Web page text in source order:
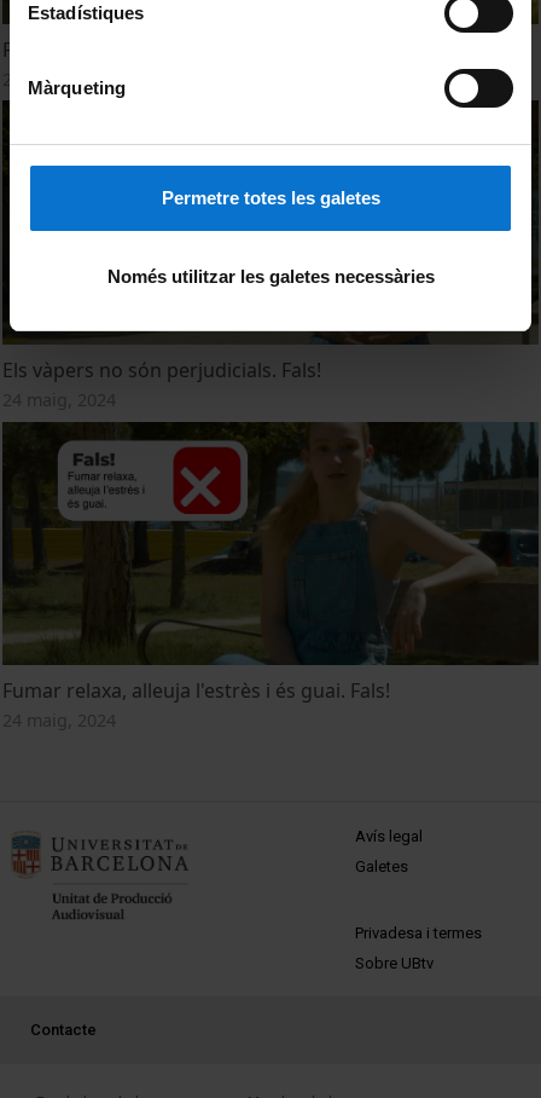
Estadístiques
Màrqueting
Permetre totes les galetes
Només utilitzar les galetes necessàries
Fumar de tant en tant no fa mal. Fals!
24 maig, 2024
Els vàpers no són perjudicials. Fals!
24 maig, 2024
Fumar relaxa, alleuja l'estrès i és guai. Fals!
24 maig, 2024
MENÚ PEU 1
Avís legal
Galetes
PEU 2
Privadesa i termes
Sobre UBtv
PEU 3
Contacte